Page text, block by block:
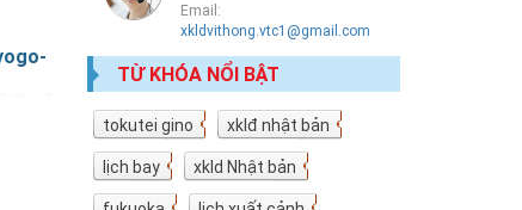
Email:
xkldvithong.vtc1@gmail.com
TỪ KHÓA NỔI BẬT
tokutei gino
19 xklđ nhật bản
18
lịch bay
10 xkld Nhật bản
9